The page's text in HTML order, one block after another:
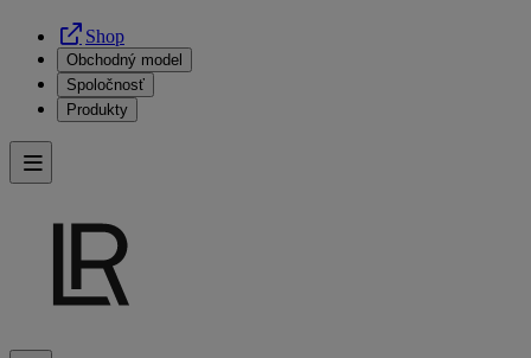
Shop
Obchodný model
Spoločnosť
Produkty